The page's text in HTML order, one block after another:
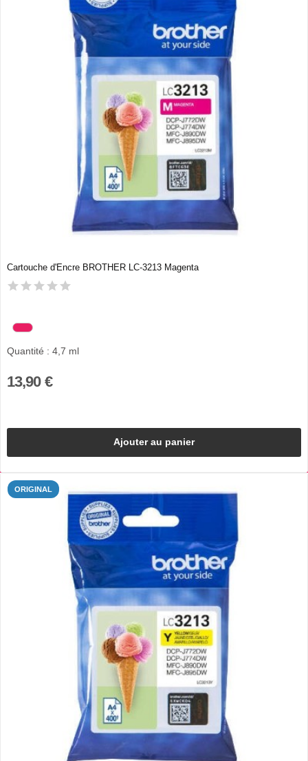
Cartouche d'Encre BROTHER LC-3213 Magenta
Quantité : 4,7 ml
13,90 €
Ajouter au panier
ORIGINAL